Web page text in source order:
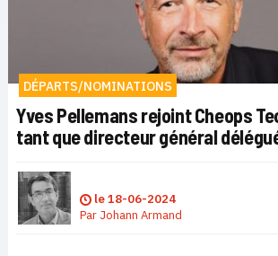
DÉPARTS/NOMINATIONS
Yves Pellemans rejoint Cheops
tant que directeur général
le18-06-2024
Par Johann Armand